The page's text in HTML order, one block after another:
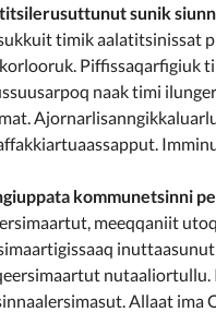
sunik
timik aalatitsinissat
Piffissaqarfigiuk
naak timi
kommunetsinni
meeqqaniit
Allaat